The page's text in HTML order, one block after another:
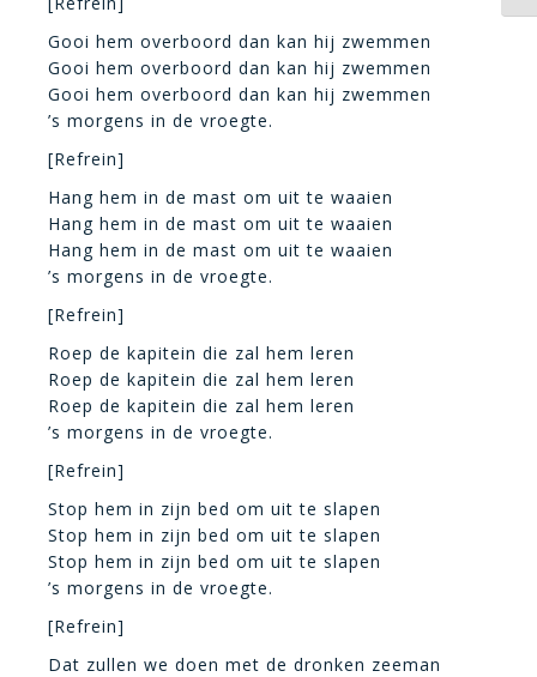
Gooi hem overboord dan kan hij zwemmen
Gooi hem overboord dan kan hij zwemmen
Gooi hem overboord dan kan hij zwemmen
’s morgens in de vroegte.
[Refrein]
Hang hem in de mast om uit te waaien
Hang hem in de mast om uit te waaien
Hang hem in de mast om uit te waaien
’s morgens in de vroegte.
[Refrein]
Roep de kapitein die zal hem leren
Roep de kapitein die zal hem leren
Roep de kapitein die zal hem leren
’s morgens in de vroegte.
[Refrein]
Stop hem in zijn bed om uit te slapen
Stop hem in zijn bed om uit te slapen
Stop hem in zijn bed om uit te slapen
’s morgens in de vroegte.
[Refrein]
Dat zullen we doen met de dronken zeeman